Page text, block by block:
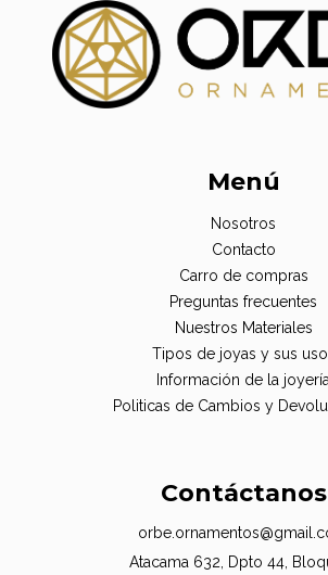
Menú
Nosotros
Contacto
Carro de compras
Preguntas frecuentes
Nuestros Materiales
Tipos de joyas y sus
Información de la joyería
Politicas de Cambios y
Contáctanos
Atacama 632, Dpto 44,